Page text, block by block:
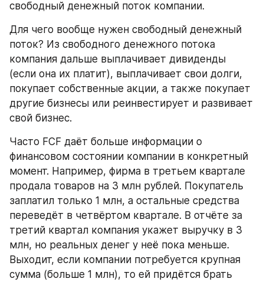
свободный денежный поток компании.
Для чего вообще нужен свободный денежный
поток? Из свободного денежного потока
компания дальше выплачивает дивиденды
(если она их платит), выплачивает свои долги,
покупает собственные акции, а также покупает
другие бизнесы или реинвестирует и развивает
свой бизнес.
Часто FCF даёт больше информации о
финансовом состоянии компании в конкретный
момент. Например, фирма в третьем квартале
продала товаров на 3 млн рублей. Покупатель
заплатил только 1 млн, а остальные средства
переведёт в четвёртом квартале. В отчёте за
третий квартал компания укажет выручку в 3
млн, но реальных денег у неё пока меньше.
Выходит, если компании потребуется крупная
сумма (больше 1 млн), то ей придётся брать